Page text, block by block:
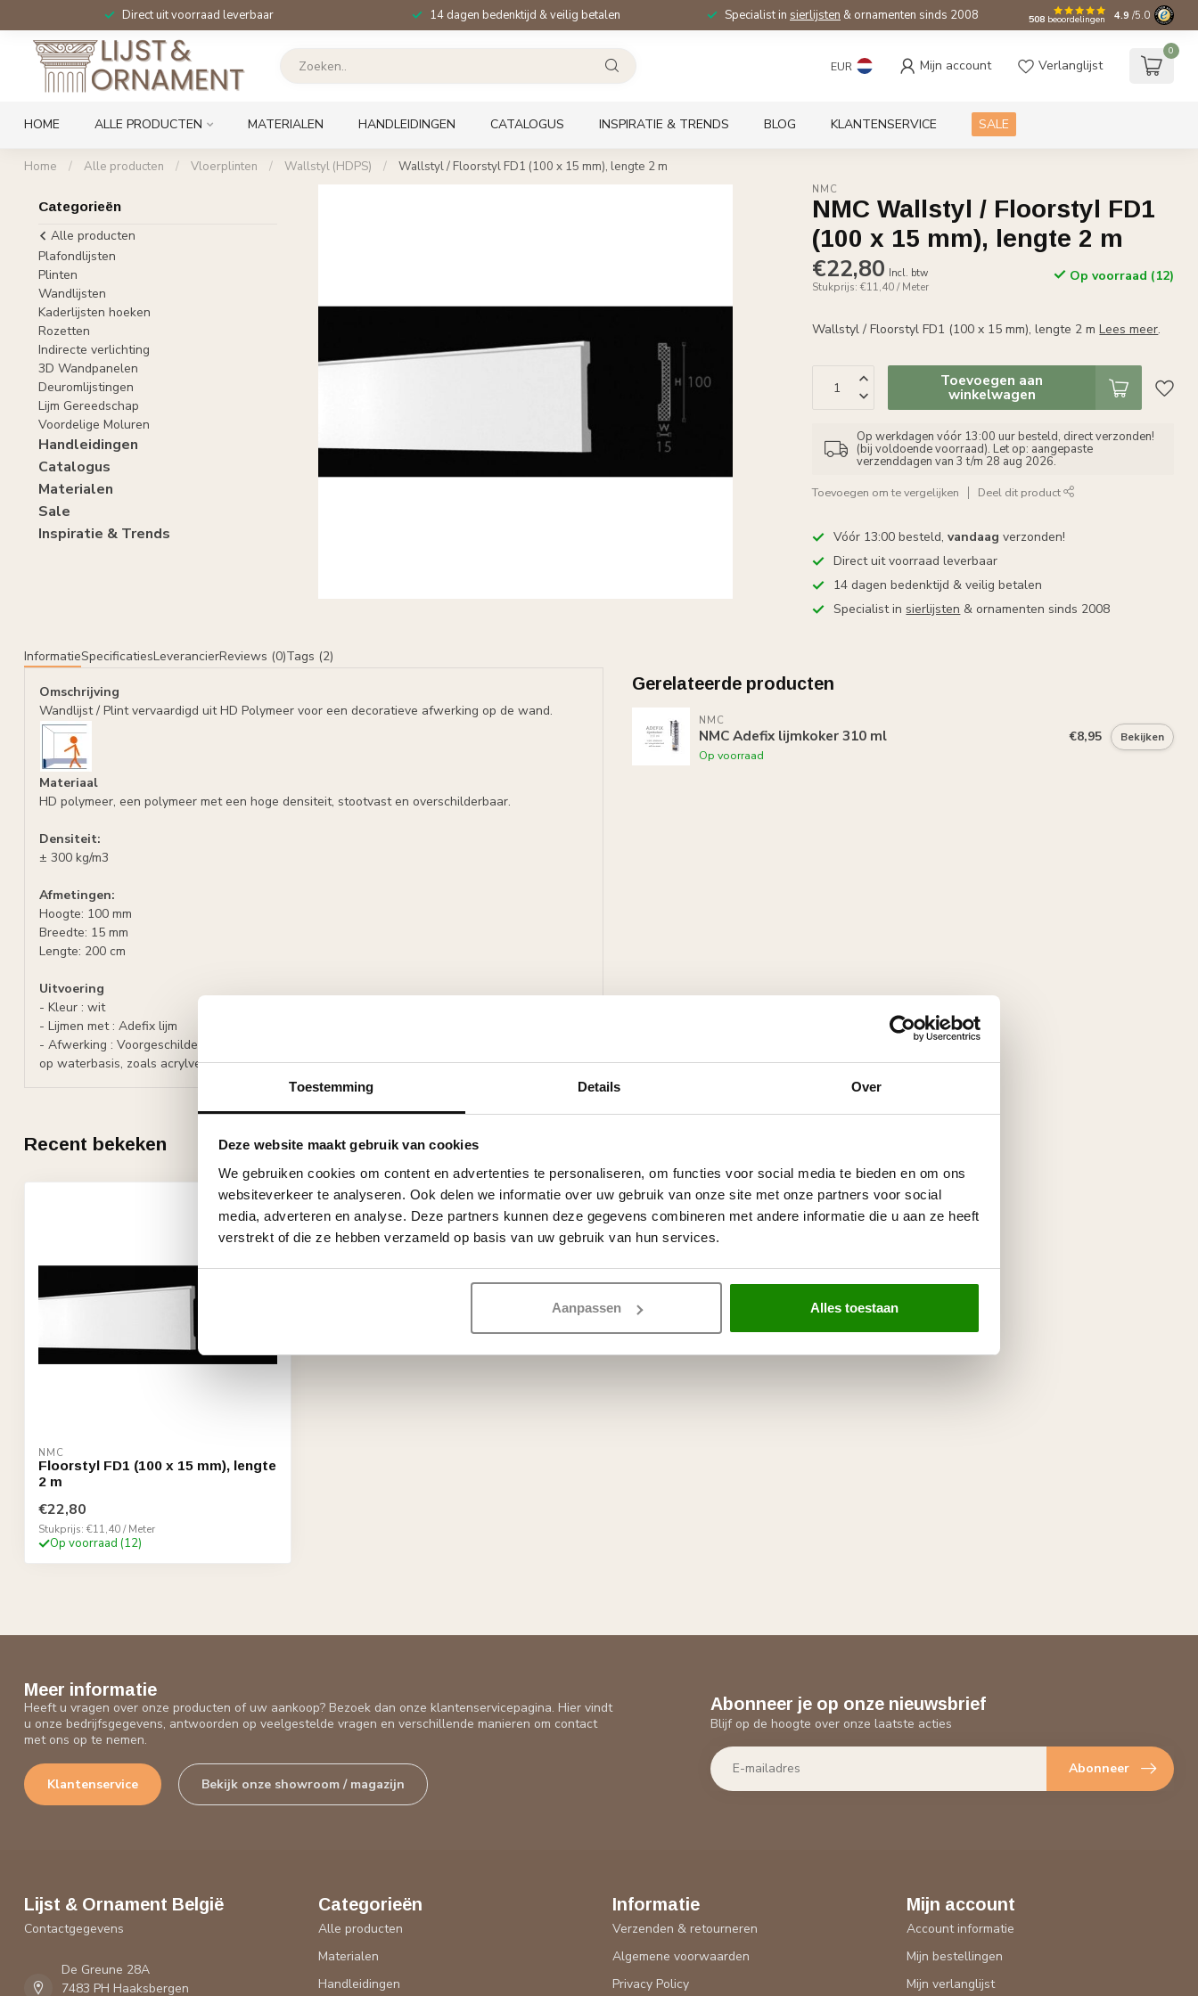
Toestemming Details Over
Deze website maakt gebruik van cookies
We gebruiken cookies om content en advertenties te personaliseren, om functies voor social media te bieden en om ons
websiteverkeer te analyseren. Ook delen we informatie over uw gebruik van onze site met onze partners voor social
media, adverteren en analyse. Deze partners kunnen deze gegevens combineren met andere informatie die u aan ze heeft
verstrekt of die ze hebben verzameld op basis van uw gebruik van hun services.
Aanpassen Alles toestaan
Direct uit voorraad leverbaar 14 dagen bedenktijd & veilig betalen Specialist in sierlijsten & ornamenten sinds 2008 508 beoordelingen 4.9 /5.0
EUR Mijn account Verlanglijst
0
HOME ALLE PRODUCTEN MATERIALEN HANDLEIDINGEN CATALOGUS INSPIRATIE & TRENDS BLOG KLANTENSERVICE SALE
Home / Alle producten / Vloerplinten / Wallstyl (HDPS) / Wallstyl / Floorstyl FD1 (100 x 15 mm), lengte 2 m
Categorieën
Alle producten
Plafondlijsten
Plinten
Wandlijsten
Kaderlijsten hoeken
Rozetten
Indirecte verlichting
3D Wandpanelen
Deuromlijstingen
Lijm Gereedschap
Voordelige Moluren
Handleidingen
Catalogus
Materialen
Sale
Inspiratie & Trends
NMC
NMC Wallstyl / Floorstyl FD1
(100 x 15 mm), lengte 2 m
€22,80 Incl. btw
Stukprijs: €11,40 / Meter
Op voorraad (12)
Wallstyl / Floorstyl FD1 (100 x 15 mm), lengte 2 mLees meer.
Toevoegen aan
winkelwagen
Op werkdagen vóór 13:00 uur besteld, direct verzonden!
(bij voldoende voorraad). Let op: aangepaste
verzenddagen van 3 t/m 28 aug 2026.
Toevoegen om te vergelijken Deel dit product
Vóór 13:00 besteld,vandaag verzonden!
Direct uit voorraad leverbaar
14 dagen bedenktijd & veilig betalen
Specialist in sierlijsten & ornamenten sinds 2008
InformatieSpecificatiesLeverancierReviews (0)Tags (2)
Omschrijving
Wandlijst / Plint vervaardigd uit HD Polymeer voor een decoratieve afwerking op de wand.
Materiaal
HD polymeer, een polymeer met een hoge densiteit, stootvast en overschilderbaar.
Densiteit:
± 300 kg/m3
Afmetingen:
Hoogte: 100 mm
Breedte: 15 mm
Lengte: 200 cm
Uitvoering
- Kleur : wit
- Lijmen met : Adefix lijm
- Afwerking : Voorgeschilderd met watergedragen primer, overschilderbaar met alle verven
op waterbasis, zoals acrylverf, latex of muurverf (oplosmiddelvrij).
Gerelateerde producten
NMC
NMC Adefix lijmkoker 310 ml
Op voorraad
€8,95 Bekijken
Recent bekeken
NMC
Floorstyl FD1 (100 x 15 mm), lengte
2 m
€22,80
Stukprijs: €11,40 / Meter
Op voorraad (12)
Meer informatie
Heeft u vragen over onze producten of uw aankoop? Bezoek dan onze klantenservicepagina. Hier vindt
u onze bedrijfsgegevens, antwoorden op veelgestelde vragen en verschillende manieren om contact
met ons op te nemen.
Klantenservice Bekijk onze showroom / magazijn
Abonneer je op onze nieuwsbrief
Blijf op de hoogte over onze laatste acties
Abonneer
Lijst & Ornament België
Contactgegevens
De Greune 28A
7483 PH Haaksbergen
Categorieën
Alle producten
Materialen
Handleidingen
Informatie
Verzenden & retourneren
Algemene voorwaarden
Privacy Policy
Mijn account
Account informatie
Mijn bestellingen
Mijn verlanglijst